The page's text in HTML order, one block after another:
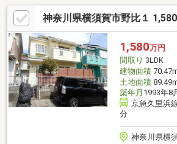
（持分無し）です。私道所有者との使用、掘
結しております。
神奈川県横須賀市野比１
1,580万円
間取り 3LDK
建物面積
土地面積
築年月 1993年8
京急久里浜
分
神奈川県横